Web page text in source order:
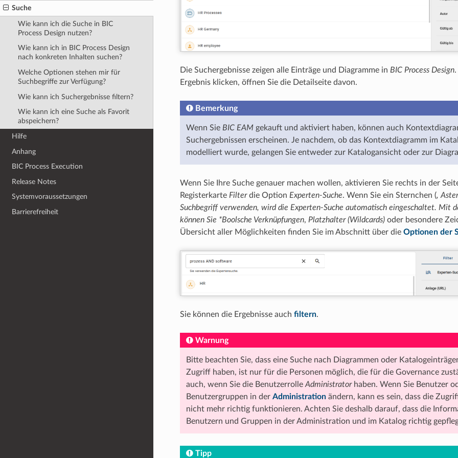
Suche
Wie kann ich die Suche in BIC
Process Design nutzen?
Wie kann ich in BIC Process Design
nach konkreten Inhalten suchen?
Welche Optionen stehen mir für
Suchbegriffe zur Verfügung?
Wie kann ich Suchergebnisse filtern?
Wie kann ich eine Suche als Favorit
abspeichern?
Hilfe
Anhang
BIC Process Execution
Release Notes
Systemvoraussetzungen
Barrierefreiheit
Die Suchergebnisse zeigen alle Einträge und Diagramme in BIC Process Design.
Ergebnis klicken, öffnen Sie die Detailseite davon.
Bemerkung
Wenn Sie BIC EAM gekauft und aktiviert haben, können auch
Suchergebnissen erscheinen. Je nachdem, ob das Kontextdiagramm im
modelliert wurde, gelangen Sie entweder zur Katalogansicht oder zur
Wenn Sie Ihre Suche genauer machen wollen, aktivieren Sie rechts in der
Registerkarte Filterdie Option Experten-Suche. Wenn Sie ein Sternchen (,
Suchbegriff verwenden, wird die Experten-Suche automatisch eingeschaltet. Mit
können Sie *Boolsche Verknüpfungen, Platzhalter (Wildcards)oder besondere
Übersicht aller Möglichkeiten finden Sie im Abschnitt über die Optionen der
Sie können die Ergebnisse auch filtern.
Warnung
Bitte beachten Sie, dass eine Suche nach Diagrammen oder
Zugriff haben, ist nur für die Personen möglich, die für die Governance
auch, wenn Sie die BenutzerrolleAdministratorhaben. Wenn Sie Benutzer
Benutzergruppen in der Administrationändern, kann es sein, dass die
nicht mehr richtig funktionieren. Achten Sie deshalb darauf, dass die
Benutzern und Gruppen in der Administration und im Katalog richtig
Tipp